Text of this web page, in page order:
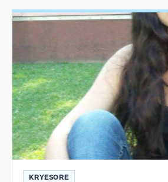
KRYESORE